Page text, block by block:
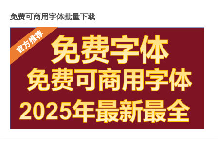
免费可商用字体批量下载